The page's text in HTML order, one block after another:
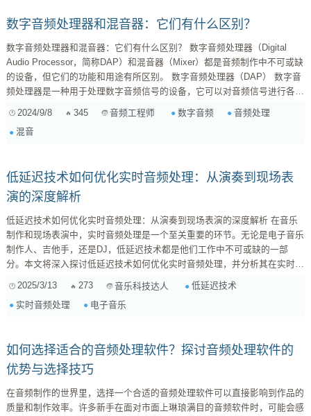
数字音频处理器和混音器：它们有什么区别？
数字音频处理器和混音器：它们有什么区别？ 数字音频处理器（Digital
Audio Processor，简称DAP）和混音器（Mixer）都是音频制作中不可或缺
的设备，但它们的功能和用途有所区别。 数字音频处理器（DAP） 数字音
频处理器是一种用于处理数字音频信号的设备，它可以对音频信号进行各种
围，使声音更响亮、更清晰，并避免信号过载。 ...
2024/9/8 345 音频工程师 数字音频
音频处理
混音
低延迟技术如何优化实时音频处理：从演奏到现场表
演的深度解析
低延迟技术如何优化实时音频处理：从演奏到现场表演的深度解析 在音乐
制作和现场表演中，实时音频处理是一个至关重要的环节。无论是电子音乐
制作人、吉他手，还是DJ，低延迟技术都是他们工作中不可或缺的一部
分。本文将深入探讨低延迟技术如何优化实时音频处理，并分析其在实时演
指通过优化硬件和软件，减少信号传输和处理过程中所产生的时间延迟。在
音频处理中，延迟是指从输入信号（如演奏或演唱）到输出信号（如监听或
2025/3/13 273 音乐科技达人
低延迟技术
实时音频处理
电子音乐
如何选择适合的音频处理软件？探讨音频处理软件的
优势与选择技巧
在音频制作的世界里，选择一个合适的音频处理软件可以直接影响到作品的
质量和制作效率。许多新手在面对市面上琳琅满目的音频软件时，可能会感